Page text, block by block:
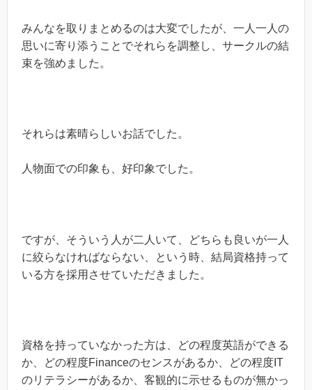
みんなを取りまとめるのは大変でしたが、一人一人の
思いに寄り添うことでそれらを調整し、サークルの結
束を強めました。
それらは素晴らしいお話でした。
人物面での印象も、好印象でした。
ですが、そういう人が二人いて、どちらも良いが一人
に絞らなければならない、という時、結局資格持って
いる方を採用させていただきました。
資格を持っていなかった方は、どの程度英語ができる
か、どの程度Financeのセンスがあるか、どの程度IT
のリテラシーがあるか、客観的に示せるものが無かっ